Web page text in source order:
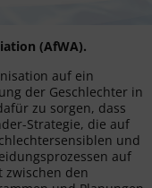
(AfWA).
auf ein
der Geschlechter in
zu sorgen, dass
Strategie, die auf
und
auf
zwischen den